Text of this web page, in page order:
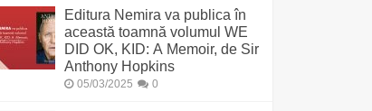
Editura Nemira va publica în
această toamnă volumul WE
DID OK, KID: A Memoir, de Sir
Anthony Hopkins
05/03/2025 0